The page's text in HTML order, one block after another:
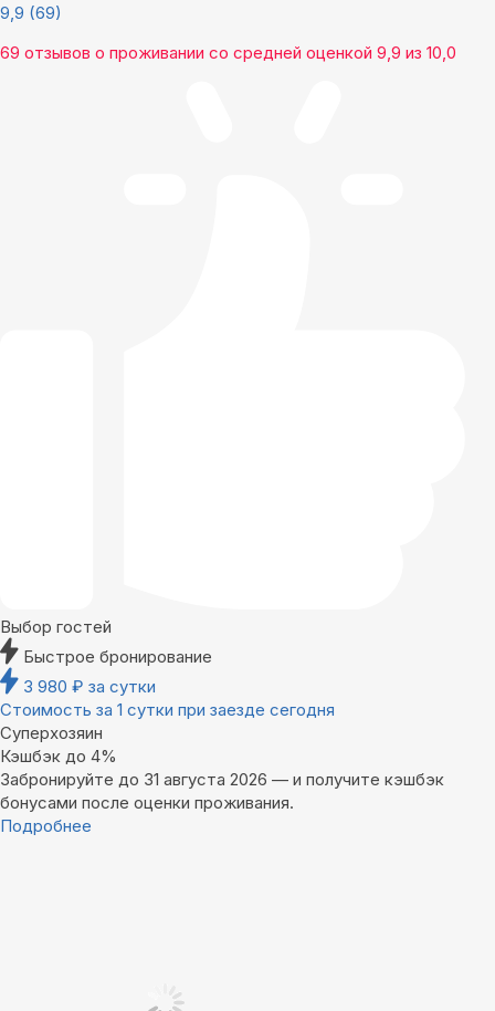
9,9 (69)
69 отзывов о проживании со средней оценкой 9,9 из 10,0
Выбор гостей
Быстрое бронирование
3 980 ₽ за сутки
Стоимость за 1 сутки при заезде сегодня
Суперхозяин
Кэшбэк до 4%
Забронируйте до 31 августа 2026 — и получите кэшбэк
бонусами после оценки проживания.
Подробнее